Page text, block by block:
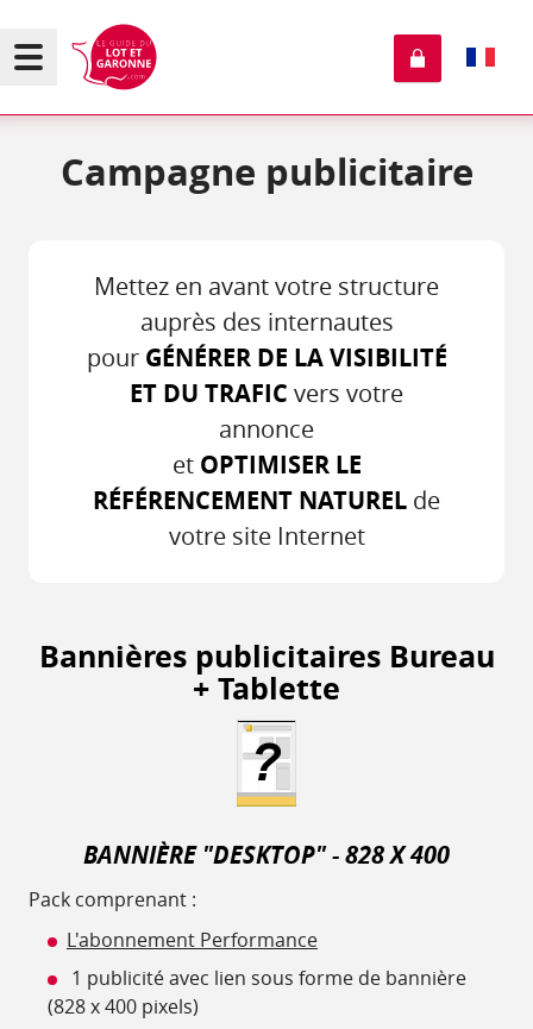
Campagne publicitaire
Mettez en avant votre structure
auprès des internautes
pour GÉNÉRER DE LA VISIBILITÉ
ET DU TRAFIC vers votre
annonce
et OPTIMISER LE
RÉFÉRENCEMENT NATUREL de
votre site Internet
Bannières publicitaires Bureau
+ Tablette
BANNIÈRE "DESKTOP" - 828 X 400
Pack comprenant :
L'abonnement Performance
1 publicité avec lien sous forme de bannière
(828 x 400 pixels)